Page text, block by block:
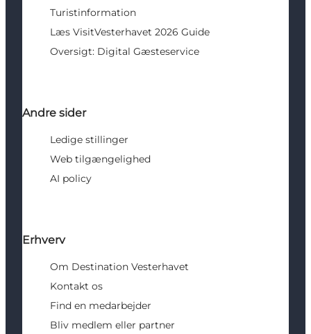
Turistinformation
Læs VisitVesterhavet 2026 Guide
Oversigt: Digital Gæsteservice
Andre sider
Ledige stillinger
Web tilgængelighed
AI policy
Erhverv
Om Destination Vesterhavet
Kontakt os
Find en medarbejder
Bliv medlem eller partner